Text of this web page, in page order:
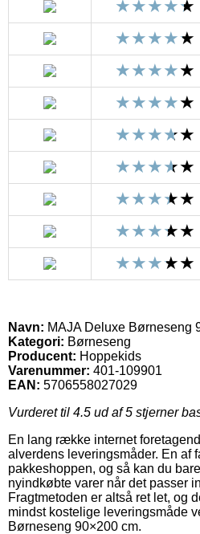
Navn: MAJA Deluxe Børneseng
Kategori: Børneseng
Producent: Hoppekids
Varenummer: 401-109901
EAN: 5706558027029
Vurderet til 4.5 ud af 5 stjerner
En lang række internet
alverdens leveringsmåder. En af
pakkeshoppen, og så kan du
nyindkøbte varer når det passer
Fragtmetoden er altså ret let, og
mindst kostelige leveringsmåde
Børneseng 90×200 cm.